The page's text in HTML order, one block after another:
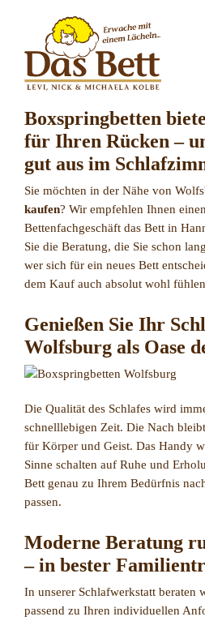
Boxspringbetten
für Ihren Rücken –
gut aus im
Sie möchten in der Nähe von
kaufen? Wir empfehlen Ihnen
Bettenfachgeschäft das Bett in
Sie die Beratung, die Sie schon
wer sich für ein neues Bett
dem Kauf auch absolut wohl
Genießen Sie Ihr
Wolfsburg als Oase
Die Qualität des Schlafes wird
schnelllebigen Zeit. Die Nach
für Körper und Geist. Das Handy
Sinne schalten auf Ruhe und
Bett genau zu Ihrem Bedürfnis
passen.
Moderne Beratung
– in bester
In unserer Schlafwerkstatt beraten
passend zu Ihren individuellen